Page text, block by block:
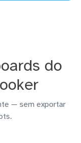
do
— sem exportar